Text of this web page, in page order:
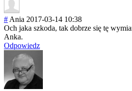
# Ania 2017-03-14 10:38
Och jaka szkoda, tak dobrze się tę
Anka.
Odpowiedz